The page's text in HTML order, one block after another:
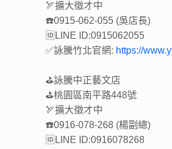
🏹擴大徵才中
☎️0915-062-055 (吳店長)
🆔LINE ID:0915062055
✅詠騰竹北官網: https://
⛳詠騰中正藝文店
⛳桃園區南平路448號
🏹擴大徵才中
☎️0916-078-268 (楊副總)
🆔LINE ID:0916078268